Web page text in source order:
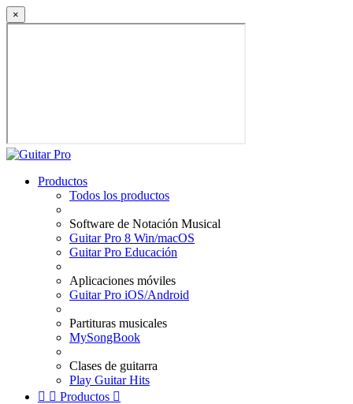
×
Productos
Todos los productos
Software de Notación Musical
Guitar Pro 8 Win/macOS
Guitar Pro Educación
Aplicaciones móviles
Guitar Pro iOS/Android
Partituras musicales
MySongBook
Clases de guitarra
Play Guitar Hits
  Productos 